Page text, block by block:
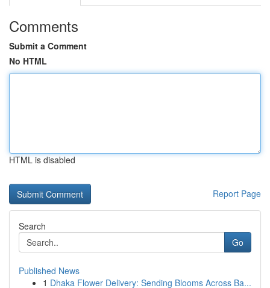
Comments
Submit a Comment
No HTML
HTML is disabled
Report Page
Search
Go
Published News
1 Dhaka Flower Delivery: Sending Blooms Across Ba...